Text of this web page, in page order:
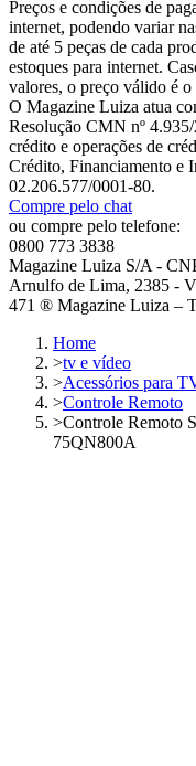
Preços e condições de
internet, podendo variar
de até 5 peças de cada
estoques para internet.
valores, o preço válido é o
O Magazine Luiza atua
Resolução CMN nº
crédito e operações de
Crédito, Financiamento e
02.206.577/0001-80.
Compre pelo chat
ou compre pelo telefone:
0800 773 3838
Magazine Luiza S/A -
Arnulfo de Lima, 2385 -
471 ® Magazine Luiza –
Home
>tv e vídeo
>Acessórios para
>Controle Remoto
>Controle Remoto
75QN800A